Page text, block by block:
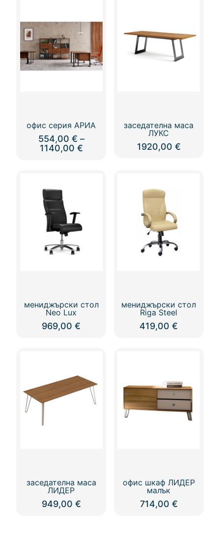
options
be
офис серия АРИА
554,00 € –
1140,00 €Price
заседателна маса
ЛУКС
1920,00 €
мениджърски стол
Neo Lux
969,00€
мениджърски стол
Riga Steel
419,00€
заседателна маса
ЛИДЕР
949,00 €
офис шкаф ЛИДЕР
малък
714,00 €